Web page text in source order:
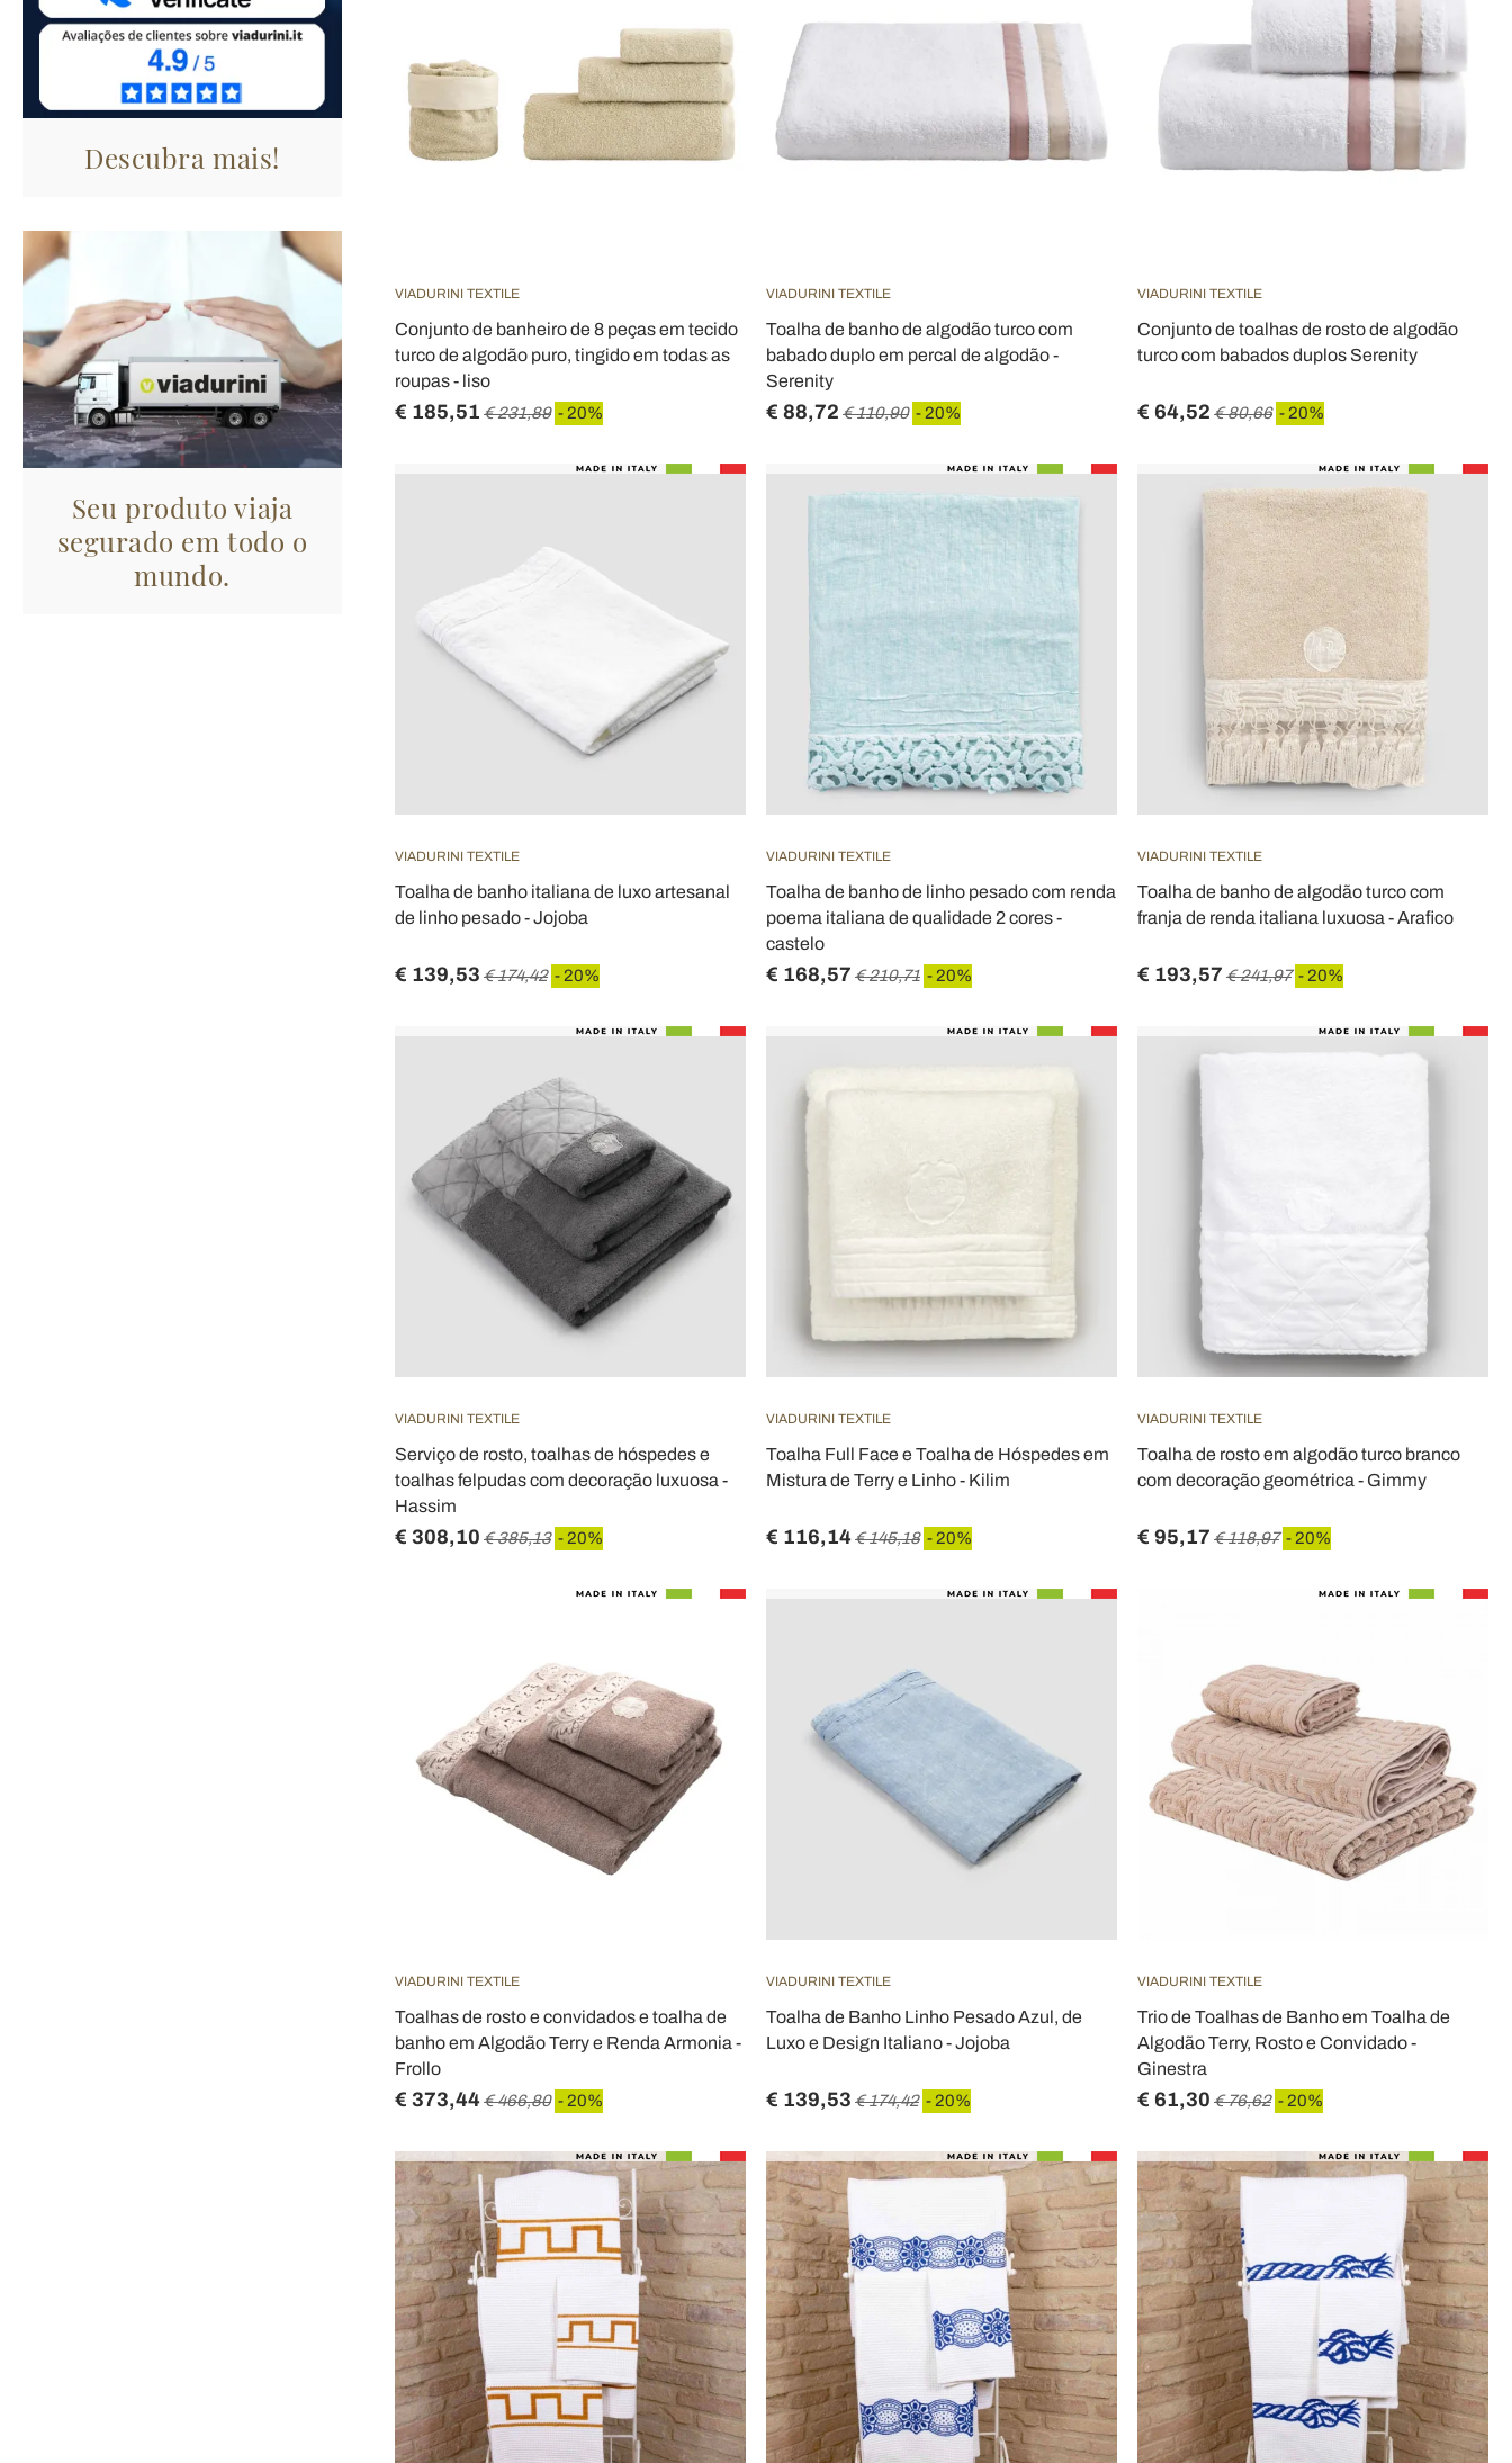
Descubra mais!
Seu produto viaja
segurado em todo o
mundo.
VIADURINI TEXTILE
Conjunto de banheiro de 8 peças em tecido
turco de algodão puro, tingido em todas as
roupas - liso
€ 185,51 € 231,89 - 20%
VIADURINI TEXTILE
Toalha de banho de algodão turco com
babado duplo em percal de algodão -
Serenity
€ 88,72 € 110,90 - 20%
VIADURINI TEXTILE
Conjunto de toalhas de rosto de algodão
turco com babados duplos Serenity
€ 64,52 € 80,66 - 20%
VIADURINI TEXTILE
Toalha de banho italiana de luxo artesanal
de linho pesado - Jojoba
€ 139,53 € 174,42 - 20%
VIADURINI TEXTILE
Toalha de banho de linho pesado com renda
poema italiana de qualidade 2 cores -
castelo
€ 168,57 € 210,71 - 20%
VIADURINI TEXTILE
Toalha de banho de algodão turco com
franja de renda italiana luxuosa - Arafico
€ 193,57 € 241,97 - 20%
VIADURINI TEXTILE
Serviço de rosto, toalhas de hóspedes e
toalhas felpudas com decoração luxuosa -
Hassim
€ 308,10 € 385,13 - 20%
VIADURINI TEXTILE
Toalha Full Face e Toalha de Hóspedes em
Mistura de Terry e Linho - Kilim
€ 116,14€ 145,18 - 20%
VIADURINI TEXTILE
Toalha de rosto em algodão turco branco
com decoração geométrica - Gimmy
€ 95,17 € 118,97 - 20%
VIADURINI TEXTILE
Toalhas de rosto e convidados e toalha de
banho em Algodão Terry e Renda Armonia -
Frollo
€ 373,44€ 466,80 - 20%
VIADURINI TEXTILE
Toalha de Banho Linho Pesado Azul, de
Luxo e Design Italiano - Jojoba
€ 139,53 € 174,42 - 20%
VIADURINI TEXTILE
Trio de Toalhas de Banho em Toalha de
Algodão Terry, Rosto e Convidado -
Ginestra
€ 61,30 € 76,62 - 20%